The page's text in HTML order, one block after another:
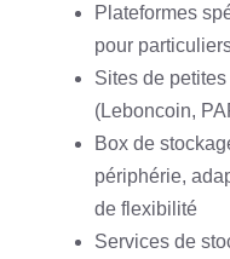
Plateformes
pour
Sites de
(Leboncoin,
Box de
périphérie,
de flexibilité
Services de